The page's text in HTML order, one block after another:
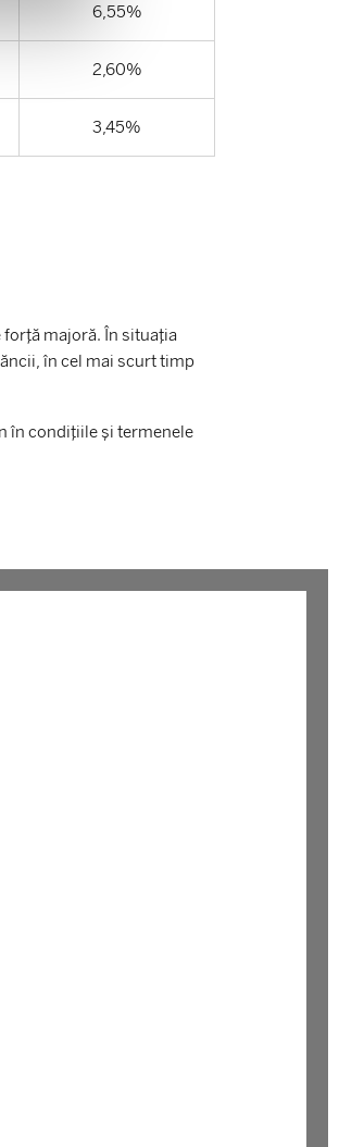
6,55%
2,60%
3,45%
forță majoră. În situația
în cel mai scurt timp
în condițiile și termenele